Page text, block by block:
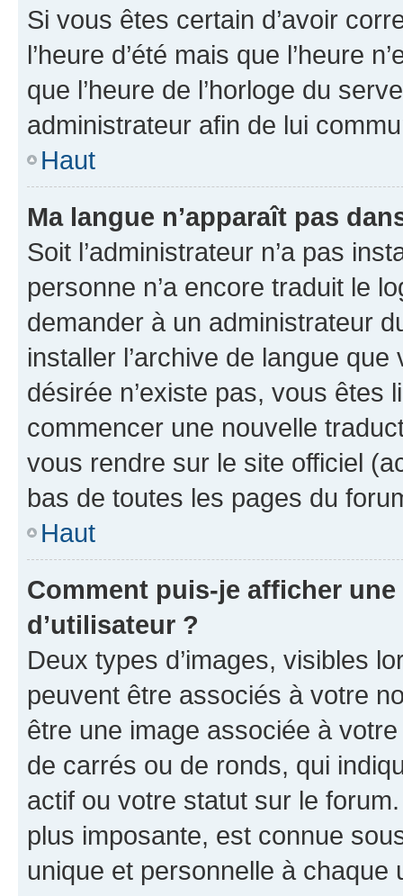
Si vous êtes certain d’avoir
l’heure d’été mais que l’heure
que l’heure de l’horloge du
administrateur afin de lui
Haut
Ma langue n’apparaît pas
Soit l’administrateur n’a pas
personne n’a encore traduit le
demander à un administrateur
installer l’archive de langue
désirée n’existe pas, vous êtes
commencer une nouvelle
vous rendre sur le site officiel
bas de toutes les pages du
Haut
Comment puis-je afficher
d’utilisateur ?
Deux types d’images, visibles
peuvent être associés à votre
être une image associée à
de carrés ou de ronds, qui
actif ou votre statut sur le
plus imposante, est connue
unique et personnelle à chaque